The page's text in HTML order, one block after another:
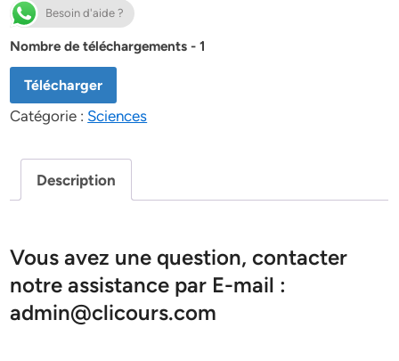
Besoin d'aide ?
Nombre de téléchargements - 1
Télécharger
Catégorie : Sciences
Description
Vous avez une question, contacter
notre assistance par E-mail :
admin@clicours.com